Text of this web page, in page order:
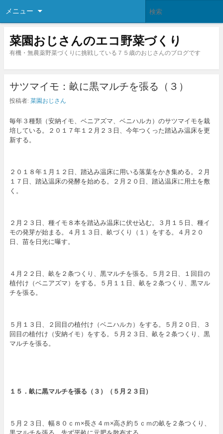
メニュー
菜園おじさんのエコ野菜づくり
有機・無農薬野菜づくりに挑戦している７５歳のおじさんのブログです
サツマイモ：畝に黒マルチを張る（３）
投稿者: 菜園おじさん
毎年３種類（安納イモ、ベニアズマ、ベニハルカ）のサツマイモを栽
培している。２０１７年１２月２３日、今年つくった踏込み温床を更
新する。
２０１８年１月１２日、踏込み温床に用いる落葉をかき集める。２月
１７日、踏込温床の発酵を始める。２月２０日、踏込温床に用土を敷
く。
２月２３日、種イモ８本を踏込み温床に伏せ込む。３月１５日、種イ
モの発芽が始まる。４月１３日、畝づくり（１）をする。４月２０
日、苗を日光に曝す。
４月２２日、畝を２条つくり、黒マルチを張る。５月２日、１回目の
植付け（ベニアズマ）をする。５月１１日、畝を２条つくり、黒マル
チを張る。
５月１３日、２回目の植付け（ベニハルカ）をする。５月２０日、３
回目の植付け（安納イモ）をする。５月２３日、畝を２条つくり、黒
マルチを張る。
１５ ． 畝に黒マルチを張る（３） （５月２３日）
５月２３日、幅８０ｃｍ×長さ４ｍ×高さ約５ｃｍの畝を２条つくり、